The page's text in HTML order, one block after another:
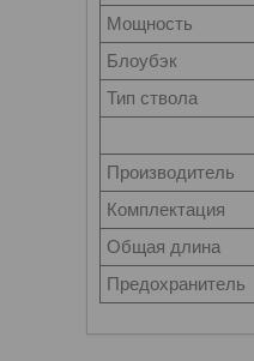
Мощность
Блоубэк
Тип ствола
Производитель
Комплектация
Общая длина
Предохранитель